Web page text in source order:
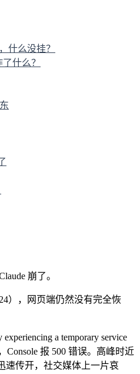
什么没挂？
什么？
崩了。
），网页端仍然没有完全恢
a temporary service
Console 报 500 错误。高峰时近
速传开，社交媒体上一片哀